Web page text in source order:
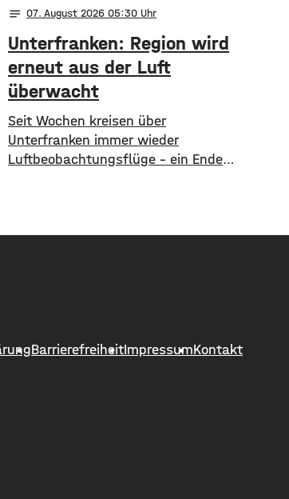
notes 07. August 2026 05:30
Unterfranken: Region wird
erneut aus der Luft
überwacht
​​Seit Wochen kreisen über
Unterfranken immer wieder
Luftbeobachtungsflüge – ein Ende
von Unterfranken jetzt mitgeteilt
Situation bleibt angespannt: Nicht
BarrierefreiheitImpressumKontakt